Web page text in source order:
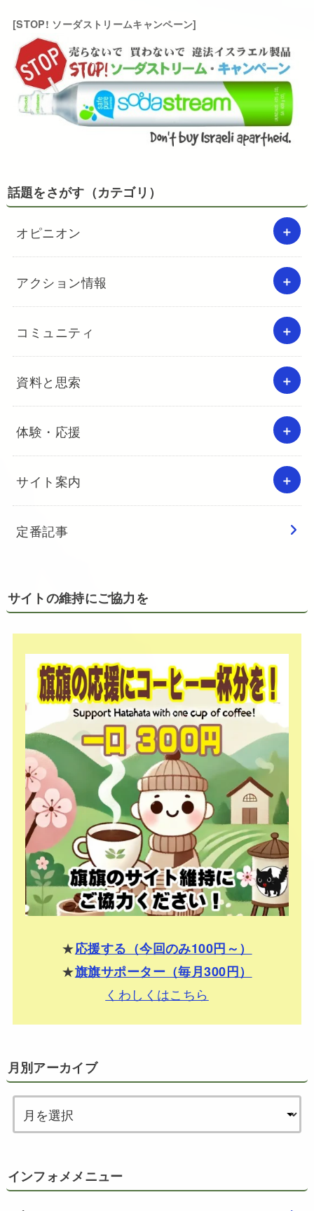
[STOP! ソーダストリームキャンペーン]
話題をさがす（カテゴリ）
オピニオン
アクション情報
コミュニティ
資料と思索
体験・応援
サイト案内
定番記事
サイトの維持にご協力を
★応援する（今回のみ100円～）
★旗旗サポーター（毎月300円）
くわしくはこちら
月別アーカイブ
インフォメメニュー